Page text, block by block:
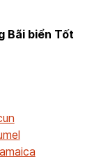
Bãi biển Tốt